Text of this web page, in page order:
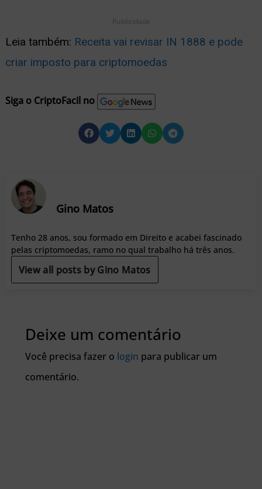
Publicidade
Leia também: Receita vai revisar IN 1888 e pode
criar imposto para criptomoedas
Siga o CriptoFacil no
Gino Matos
Tenho 28 anos, sou formado em Direito e acabei fascinado
pelas criptomoedas, ramo no qual trabalho há três anos.
View all posts by Gino Matos
Deixe um comentário
Você precisa fazer o login para publicar um
comentário.